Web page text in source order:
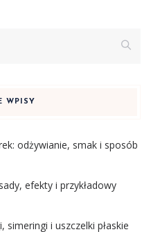
WPISY
odżywianie, smak i sposób
efekty i przykładowy
simeringi i uszczelki płaskie